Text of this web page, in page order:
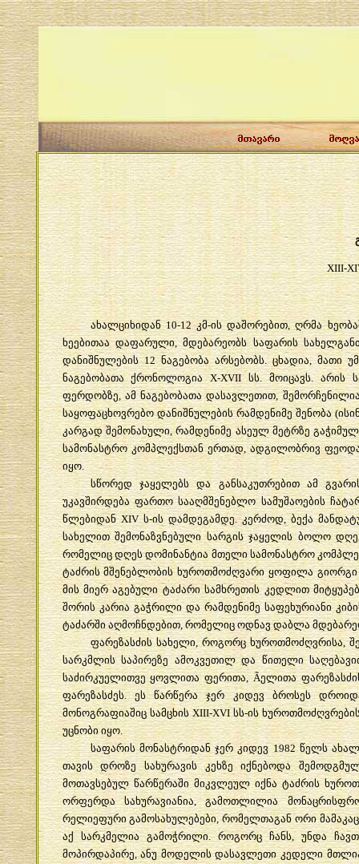
XIII-
ახალციხიდან10-12კმ-ის დაშორებით,ღრმა
ხეებითაა დაფარული,მდებარეობს საფარის
დანიშნულების12 ნაგებობა არსებობს. ცხადია,მათი
ნაგებობათა
ქრონოლოგია X-XVIIსს .მოიცავს .არის
ფერდობზე ამ ნაგებობათა დასავლეთით ,
საყოფაცხოვრებო დანიშნულების რამდენიმე შენობა(
კარგად შემონახული,რამდენიმე ასეულ მეტრზე
სამონასტრო კომპლექსთან ერთად,ადგილობრივ
იყო.
სწორედ
ჯაყელებს და განსაკუთრებით ამ
უკავშირდება ფართო სააღმშენებლო სამუშაოების
წლებიდანXIVს-ის დამდეგამდე.კერძოდ,ბექა
სახელით შემონაზვნებული სარგის ჯაყელის ბოლო
რომელიც დღეს დომინანტია მთელი სამონასტრო
ტაძრის მშენებლობის ხუროთმოძღვარი ყოფილა გიორგი
მის მიერ აგებული ტაძარი სამხრეთის კედლით
შორის კარია გაჭრილი და რამდენიმე საფეხურიანი
ტაძარში აღმოჩნდებით, რომელიც ოდნავ დაბლა
ფარეზასძის სახელი,როგორც ხუროთმოძღვრისა ,
სარკმლის საპირეზე ამოკვეთილ და წითელი
საძირკუელითვე ყოვლითა ფერითა , Ãელითა
ფარეზასძეს.ეს წარწერა ჯერ კიდევ ბროსეს
მონოგრაფიაშიც სამცხისXIII-XVIსს-ის
უცნობი იყო.
საფარის მონასტრიდან ჯერ კიდევ1982წელს
თავის
დროზე სახურავის კეხზე იქნებოდა
მოთავსებულ წარწერაში მიკვლეულ იქნა ტაძრის
ორფერდა
სახურავიანია,გამოთლილია
რელიეფური გამოსახულებები,რომელთაგან ორი
აქ სარკმელია გამოჭრილი.როგორც ჩანს,უნდა
მოპირდაპირე,ანუ მოდელის დასავლეთი კედელი